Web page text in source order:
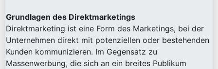
Grundlagen des Direktmarketings
Direktmarketing ist eine Form des Marketings, bei der
Unternehmen direkt mit potenziellen oder bestehenden
Kunden kommunizieren. Im Gegensatz zu
Massenwerbung, die sich an ein breites Publikum